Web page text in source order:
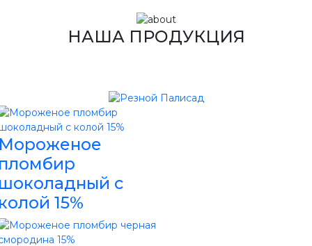
НАША ПРОДУКЦИЯ
с
15%